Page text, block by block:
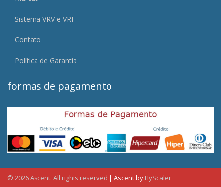
Sistema VRV e VRF
Contato
Política de Garantia
formas de pagamento
© 2026 Ascent. All rights reserved | Ascent by HyScaler